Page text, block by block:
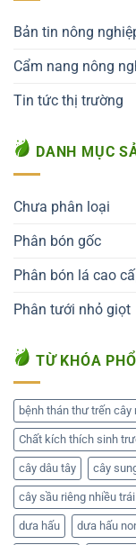
Bản tin nông
Cẩm nang nông
Tin tức thị trường
DANH MỤC
Chưa phân loại
Phân bón gốc
Phân bón lá cao
Phân tưới nhỏ giọt
TỪ KHÓA
bệnh thán thư trến cây
Chất kích thích sinh
cây dâu tây cây
cây sầu riêng nhiều
dưa hấu dưa hấu